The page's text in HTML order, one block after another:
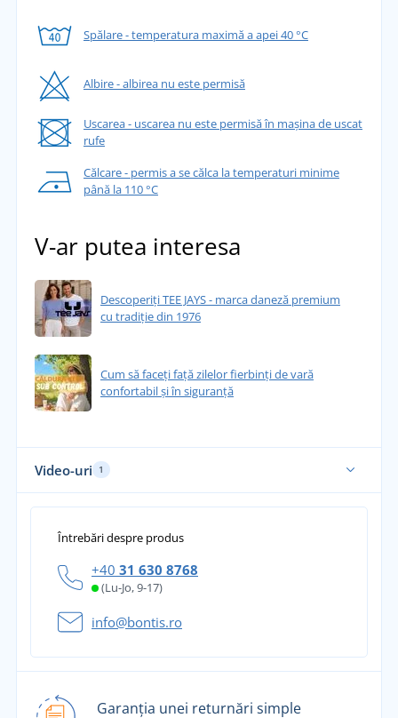
Spălare - temperatura maximă a apei 40 °C
Albire - albirea nu este permisă
Uscarea - uscarea nu este permisă în mașina de uscat
rufe
Călcare - permis a se călca la temperaturi minime
până la 110 °C
V-ar putea interesa
Descoperiți TEE JAYS - marca daneză premium
cu tradiție din 1976
Cum să faceți față zilelor fierbinți de vară
confortabil și în siguranță
Video-uri 1
Întrebări despre produs
+40 31 630 8768
(Lu-Jo, 9-17)
info@bontis.ro
Garanția unei returnări simple